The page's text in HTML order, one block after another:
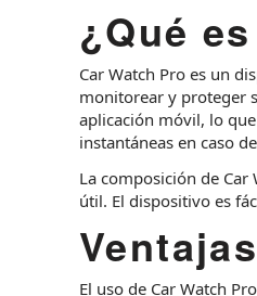
¿Qué
Car Watch Pro es un
monitorear y proteger
aplicación móvil, lo
instantáneas en caso
La composición de
útil. El dispositivo es
El uso de Car Watch